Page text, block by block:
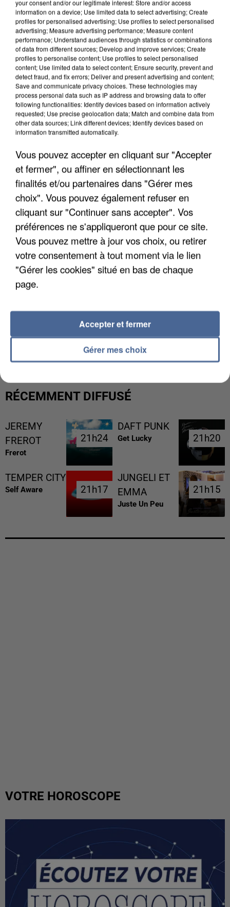
UN SECOND CADRE DE LA DZ MAFIA
UNE TOURISTE DE L’OISE EMPORTÉE PAR UNE
COULÉE DE BOUE EN HAUTE-SAVOIE
RÉCEMMENT DIFFUSÉ
JEREMY
FREROT
Frerot
21h24
21h24
DAFT PUNK
Get Lucky 21h20
21h20
TEMPER CITY
Self Aware 21h17
21h17
JUNGELI ET
EMMA
Juste Un Peu
21h15
21h15
VOTRE HOROSCOPE
your consent and/or our legitimate interest: Store and/or access
information on a device; Use limited data to select advertising; Create
profiles for personalised advertising; Use profiles to select personalised
advertising; Measure advertising performance; Measure content
performance; Understand audiences through statistics or combinations
of data from different sources; Develop and improve services; Create
profiles to personalise content; Use profiles to select personalised
content; Use limited data to select content; Ensure security, prevent and
detect fraud, and fix errors; Deliver and present advertising and content;
Save and communicate privacy choices. These technologies may
process personal data such as IP address and browsing data to offer
following functionalities: Identify devices based on information actively
requested; Use precise geolocation data; Match and combine data from
other data sources; Link different devices; Identify devices based on
information transmitted automatically.
Vous pouvez accepter en cliquant sur "Accepter
et fermer", ou affiner en sélectionnant les
finalités et/ou partenaires dans "Gérer mes
choix". Vous pouvez également refuser en
cliquant sur "Continuer sans accepter". Vos
préférences ne s'appliqueront que pour ce site.
Vous pouvez mettre à jour vos choix, ou retirer
votre consentement à tout moment via le lien
"Gérer les cookies" situé en bas de chaque
page.
Gérer mes choix
Accepter et fermer